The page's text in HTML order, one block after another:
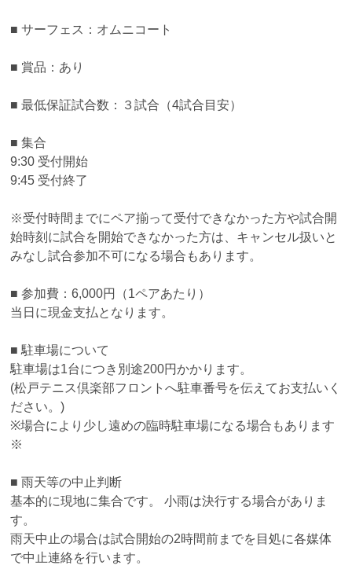
■ サーフェス：オムニコート
■ 賞品：あり
■ 最低保証試合数：３試合（4試合目安）
■ 集合
9:30 受付開始
9:45 受付終了
※受付時間までにペア揃って受付できなかった方や試合開
始時刻に試合を開始できなかった方は、キャンセル扱いと
みなし試合参加不可になる場合もあります。
■ 参加費：6,000円（1ペアあたり）
当日に現金支払となります。
■ 駐車場について
駐車場は1台につき別途200円かかります。
(松戸テニス倶楽部フロントへ駐車番号を伝えてお支払いく
ださい。)
※場合により少し遠めの臨時駐車場になる場合もあります
※
■ 雨天等の中止判断
基本的に現地に集合です。 小雨は決行する場合がありま
す。
雨天中止の場合は試合開始の2時間前までを目処に各媒体
で中止連絡を行います。